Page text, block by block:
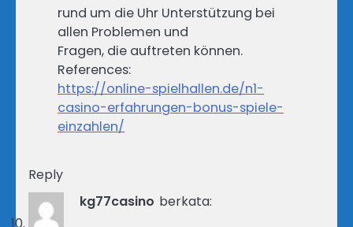
rund um die Uhr Unterstützung bei
allen Problemen und
Fragen, die auftreten können.
References:
https://online-spielhallen.de/n1-
casino-erfahrungen-bonus-spiele-
einzahlen/
Reply
kg77casino berkata: